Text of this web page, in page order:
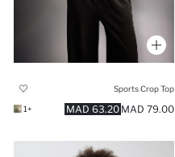
Sports Crop Top
63.20 MAD 79.00 MAD
+1